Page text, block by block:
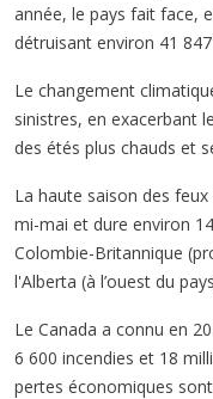
année, le pays fait face,
détruisant environ 41
Le changement
sinistres, en exacerbant
des étés plus chauds et
La haute saison des
mi-mai et dure environ
Colombie-Britannique
l'Alberta (à l’ouest du
Le Canada a connu en
6 600 incendies et 18
pertes économiques